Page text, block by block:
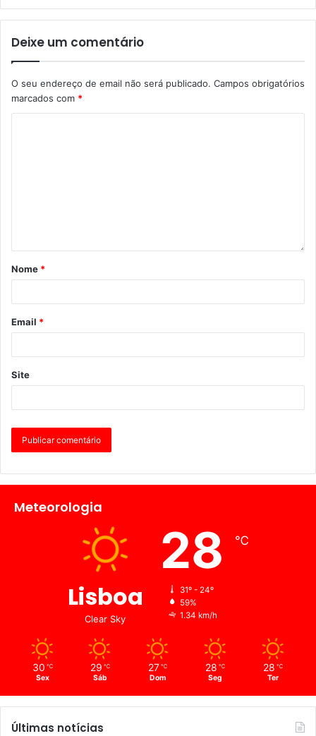
Deixe um comentário
O seu endereço de email não será publicado. Campos obrigatórios
marcados com *
Nome *
Email *
Site
Meteorologia
Lisboa
Clear Sky
28 ℃
31º - 24º
59%
1.34 km/h
30 ℃
Sex
29 ℃
Sáb
27 ℃
Dom
28 ℃
Seg
28 ℃
Ter
Últimas notícias